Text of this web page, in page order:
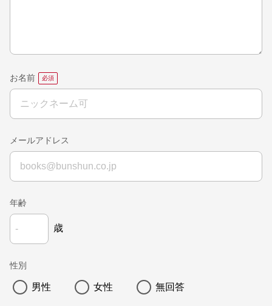
お名前
メールアドレス
年齢
歳
性別
男性 女性 無回答